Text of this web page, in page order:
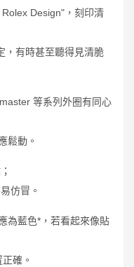
Design"，刻印清
，有時甚至聽得見清脆
等系列外圈有同心
鬆動。
仿冒。
為藍色*，若看起來像貼
確。